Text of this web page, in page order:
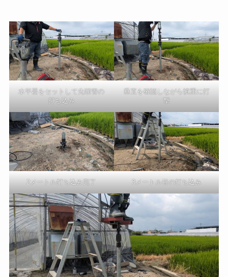
水平器をセットして先頭管の
打ち込み
垂直を確認しながら慎重に打
撃
2メートル打ち込み完了 3メートル目の打ち込み